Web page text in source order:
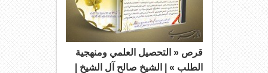
قرص « التحصيل العلمي ومنهجية
الطلب » | الشيخ صالح آل الشيخ |